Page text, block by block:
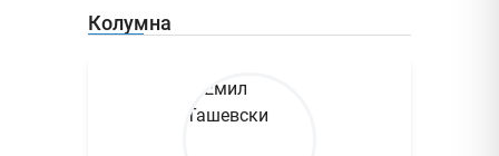
Колумна